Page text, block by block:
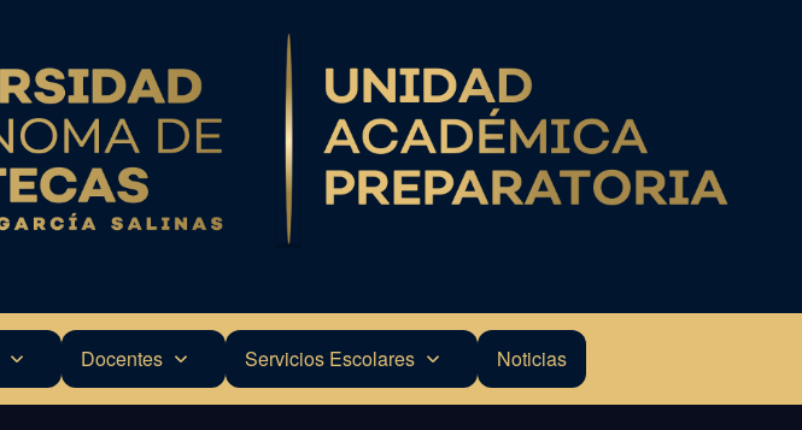
Docentes Servicios Escolares Noticias